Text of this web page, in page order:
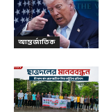
আন্তর্জাতিক